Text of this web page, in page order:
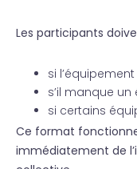
Les participants
si
s’il manque un
si certains
Ce format
immédiatement de